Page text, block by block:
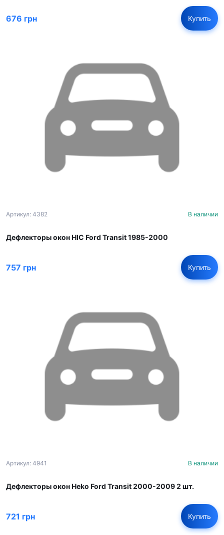
676 грн Купить
Артикул: 4382 В наличии
Дефлекторы окон HIC Ford Transit 1985-2000
757 грн Купить
Артикул: 4941 В наличии
Дефлекторы окон Heko Ford Transit 2000-2009 2 шт.
721 грн Купить